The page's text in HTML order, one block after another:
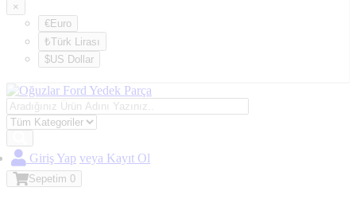
×
€Euro
₺Türk Lirası
$US Dollar
Giriş Yap veya Kayıt Ol
Sepetim 0